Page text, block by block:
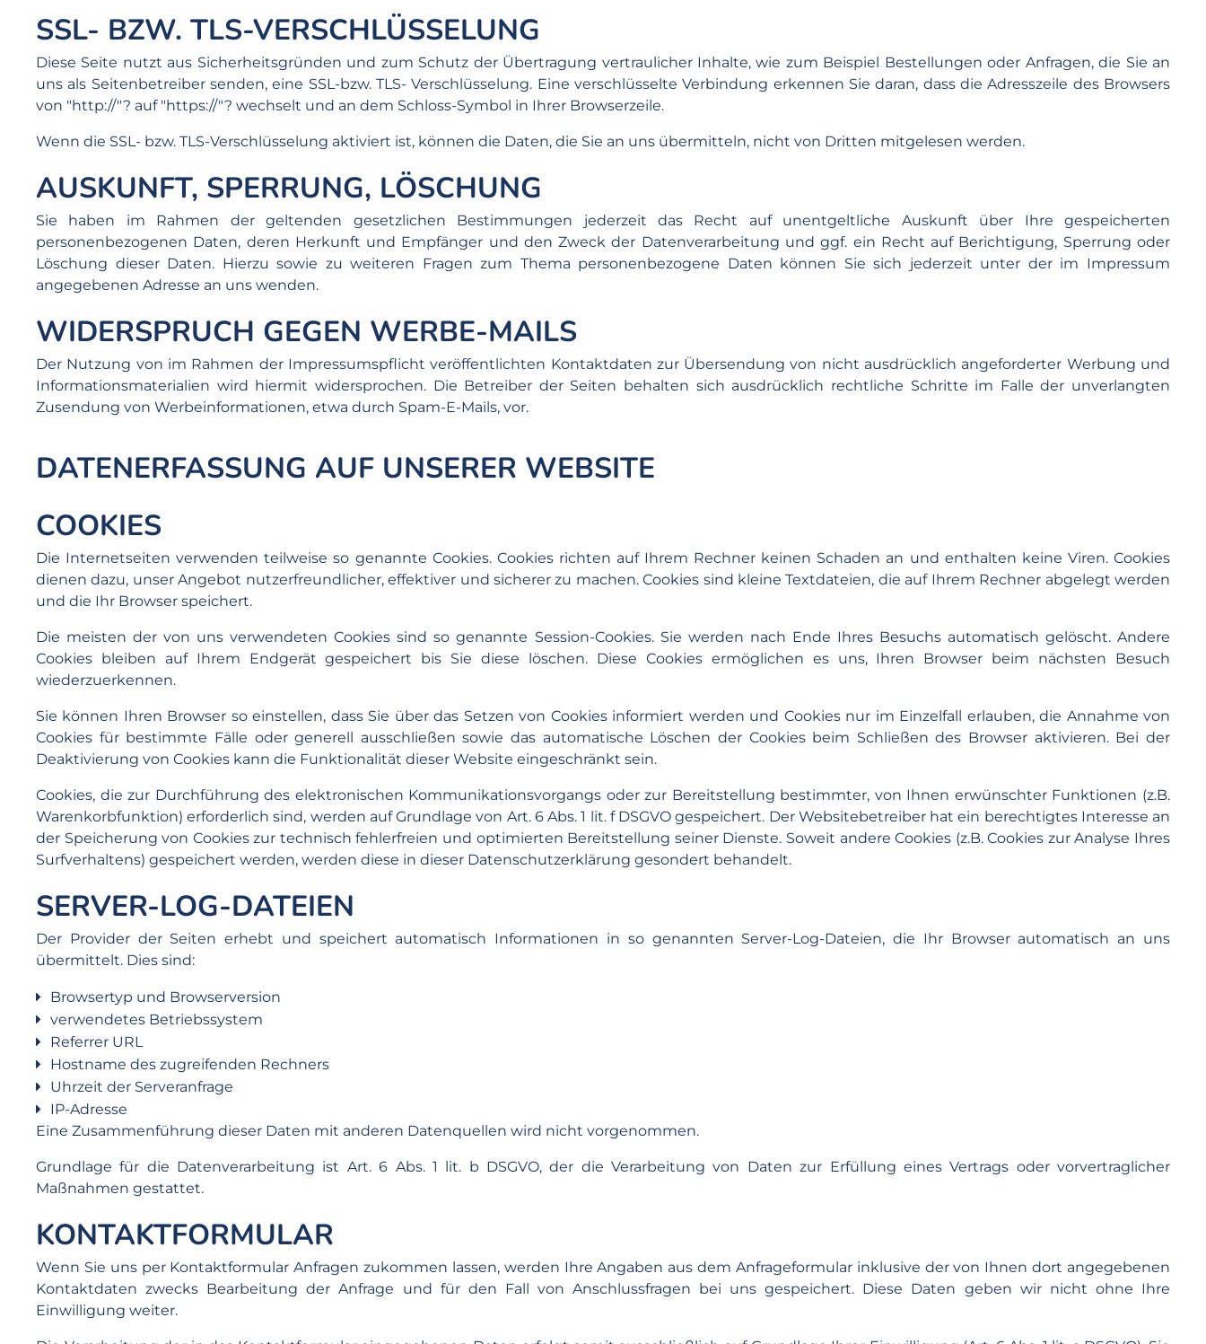
SSL- BZW. TLS-VERSCHLÜSSELUNG
Diese Seite nutzt aus Sicherheitsgründen und zum Schutz der Übertragung vertraulicher Inhalte, wie zum Beispiel Bestellungen oder Anfragen, die Sie an
uns als Seitenbetreiber senden, eine SSL-bzw. TLS- Verschlüsselung. Eine verschlüsselte Verbindung erkennen Sie daran, dass die Adresszeile des Browsers
von "http://"? auf "https://"? wechselt und an dem Schloss-Symbol in Ihrer Browserzeile.
Wenn die SSL- bzw. TLS-Verschlüsselung aktiviert ist, können die Daten, die Sie an uns übermitteln, nicht von Dritten mitgelesen werden.
AUSKUNFT, SPERRUNG, LÖSCHUNG
Sie haben im Rahmen der geltenden gesetzlichen Bestimmungen jederzeit das Recht auf unentgeltliche Auskunft über Ihre gespeicherten
personenbezogenen Daten, deren Herkunft und Empfänger und den Zweck der Datenverarbeitung und ggf. ein Recht auf Berichtigung, Sperrung oder
Löschung dieser Daten. Hierzu sowie zu weiteren Fragen zum Thema personenbezogene Daten können Sie sich jederzeit unter der im Impressum
angegebenen Adresse an uns wenden.
WIDERSPRUCH GEGEN WERBE-MAILS
Der Nutzung von im Rahmen der Impressumspflicht veröffentlichten Kontaktdaten zur Übersendung von nicht ausdrücklich angeforderter Werbung und
Informationsmaterialien wird hiermit widersprochen. Die Betreiber der Seiten behalten sich ausdrücklich rechtliche Schritte im Falle der unverlangten
Zusendung von Werbeinformationen, etwa durch Spam-E-Mails, vor.
DATENERFASSUNG AUF UNSERER WEBSITE
COOKIES
Die Internetseiten verwenden teilweise so genannte Cookies. Cookies richten auf Ihrem Rechner keinen Schaden an und enthalten keine Viren. Cookies
dienen dazu, unser Angebot nutzerfreundlicher, effektiver und sicherer zu machen. Cookies sind kleine Textdateien, die auf Ihrem Rechner abgelegt werden
und die Ihr Browser speichert.
Die meisten der von uns verwendeten Cookies sind so genannte Session-Cookies. Sie werden nach Ende Ihres Besuchs automatisch gelöscht. Andere
Cookies bleiben auf Ihrem Endgerät gespeichert bis Sie diese löschen. Diese Cookies ermöglichen es uns, Ihren Browser beim nächsten Besuch
wiederzuerkennen.
Sie können Ihren Browser so einstellen, dass Sie über das Setzen von Cookies informiert werden und Cookies nur im Einzelfall erlauben, die Annahme von
Cookies für bestimmte Fälle oder generell ausschließen sowie das automatische Löschen der Cookies beim Schließen des Browser aktivieren. Bei der
Deaktivierung von Cookies kann die Funktionalität dieser Website eingeschränkt sein.
Cookies, die zur Durchführung des elektronischen Kommunikationsvorgangs oder zur Bereitstellung bestimmter, von Ihnen erwünschter Funktionen (z.B.
Warenkorbfunktion) erforderlich sind, werden auf Grundlage von Art. 6 Abs. 1 lit. f DSGVO gespeichert. Der Websitebetreiber hat ein berechtigtes Interesse an
der Speicherung von Cookies zur technisch fehlerfreien und optimierten Bereitstellung seiner Dienste. Soweit andere Cookies (z.B. Cookies zur Analyse Ihres
Surfverhaltens) gespeichert werden, werden diese in dieser Datenschutzerklärung gesondert behandelt.
SERVER-LOG-DATEIEN
Der Provider der Seiten erhebt und speichert automatisch Informationen in so genannten Server-Log-Dateien, die Ihr Browser automatisch an uns
übermittelt. Dies sind:
Browsertyp und Browserversion
verwendetes Betriebssystem
Referrer URL
Hostname des zugreifenden Rechners
Uhrzeit der Serveranfrage
IP-Adresse
Eine Zusammenführung dieser Daten mit anderen Datenquellen wird nicht vorgenommen.
Grundlage für die Datenverarbeitung ist Art. 6 Abs. 1 lit. b DSGVO, der die Verarbeitung von Daten zur Erfüllung eines Vertrags oder vorvertraglicher
Maßnahmen gestattet.
KONTAKTFORMULAR
Wenn Sie uns per Kontaktformular Anfragen zukommen lassen, werden Ihre Angaben aus dem Anfrageformular inklusive der von Ihnen dort angegebenen
Kontaktdaten zwecks Bearbeitung der Anfrage und für den Fall von Anschlussfragen bei uns gespeichert. Diese Daten geben wir nicht ohne Ihre
Einwilligung weiter.